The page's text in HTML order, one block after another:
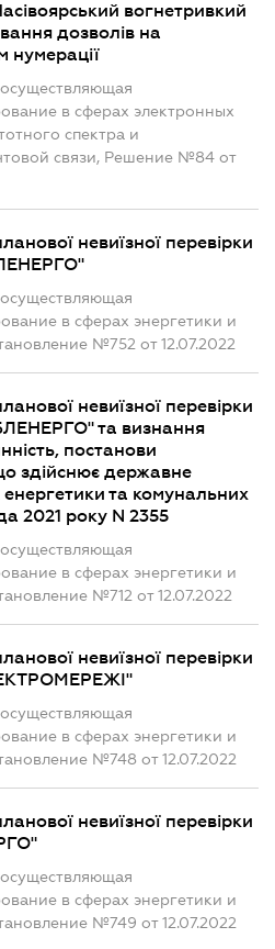
вогнетривкий
дозволів на
нумерації
в сферах электронных
спектра и
связи, Решение №84 от
невиїзної перевірки
в сферах энергетики и
№752 от 12.07.2022
невиїзної перевірки
та визнання
постанови
здійснює державне
та комунальних
2021 року N 2355
в сферах энергетики и
№712 от 12.07.2022
невиїзної перевірки
в сферах энергетики и
№748 от 12.07.2022
невиїзної перевірки
в сферах энергетики и
№749 от 12.07.2022